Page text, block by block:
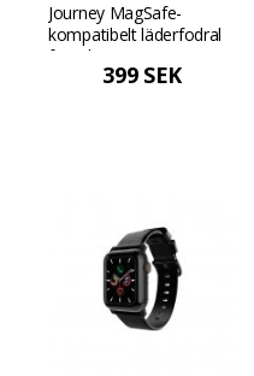
Journey MagSafe-
kompatibelt läderfodral
för iPhone 13 Pro Max -
Dark Brown Mörkbrun
399 SEK